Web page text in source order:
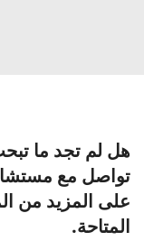
هل لم تجد ما
تواصل مع
على المزيد من
المتاحة.